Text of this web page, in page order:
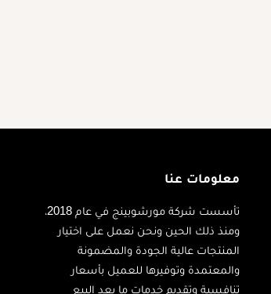
معلومات عنا
تأسست شركة مورشوبينج في عام 2018،
ومنذ ذلك الحين ونحن نعمل على اختيار
المنتجات عالية الجودة والمضمونة
والمعتمدة وتوفيرها للعميل بأسعار
تنافسية وتقديم خدمات ما بعد البيع